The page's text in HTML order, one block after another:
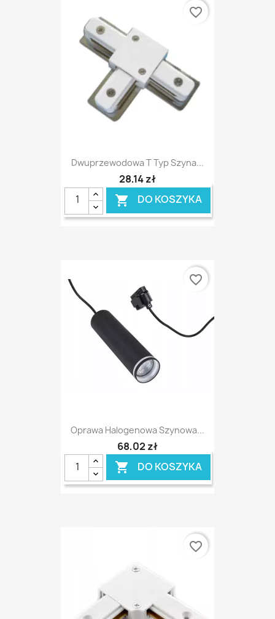
Dwuprzewodowa T Typ Szyna...
28,14 zł
 DO KOSZYKA
favorite_border
Oprawa Halogenowa Szynowa...
68,02 zł
 DO KOSZYKA
favorite_border
favorite_border